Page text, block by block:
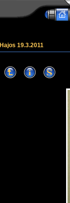
Hajos 19.3.2011